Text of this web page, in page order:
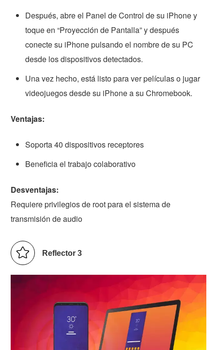
Después, abre el Panel de Control de su iPhone y
toque en “Proyección de Pantalla” y después
conecte su iPhone pulsando el nombre de su PC
desde los dispositivos detectados.
Una vez hecho, está listo para ver películas o jugar
videojuegos desde su iPhone a su Chromebook.
Ventajas:
Soporta 40 dispositivos receptores
Beneficia el trabajo colaborativo
Desventajas:
Requiere privilegios de root para el sistema de
transmisión de audio
Reflector 3